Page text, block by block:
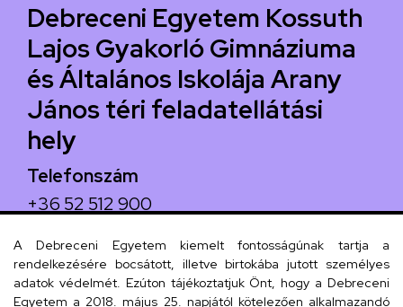
Debreceni Egyetem Kossuth
Lajos Gyakorló Gimnáziuma
és Általános Iskolája Arany
János téri feladatellátási
hely
Telefonszám
+36 52 512 900
Email
arany.titkarsag@arany-alt.unideb.hu
Cím
A Debreceni Egyetem kiemelt fontosságúnak tartja a
rendelkezésére bocsátott, illetve birtokába jutott személyes
adatok védelmét. Ezúton tájékoztatjuk Önt, hogy a Debreceni
Egyetem a 2018. május 25. napjától kötelezően alkalmazandó